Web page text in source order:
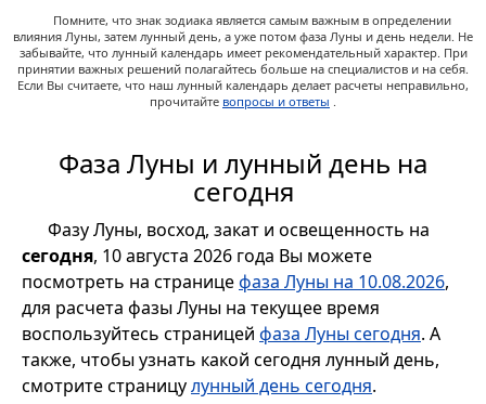
Помните, что знак зодиака является самым важным в определении
влияния Луны, затем лунный день, а уже потом фаза Луны и день недели. Не
забывайте, что лунный календарь имеет рекомендательный характер. При
принятии важных решений полагайтесь больше на специалистов и на себя.
Если Вы считаете, что наш лунный календарь делает расчеты неправильно,
прочитайте вопросы и ответы .
Фаза Луны и лунный день на
сегодня
Фазу Луны, восход, закат и освещенность на
сегодня, 10 августа 2026 года Вы можете
посмотреть на страницефаза Луны на 10.08.2026,
для расчета фазы Луны на текущее время
воспользуйтесь страницей фаза Луны сегодня. А
также, чтобы узнать какой сегодня лунный день,
смотрите страницулунный день сегодня.